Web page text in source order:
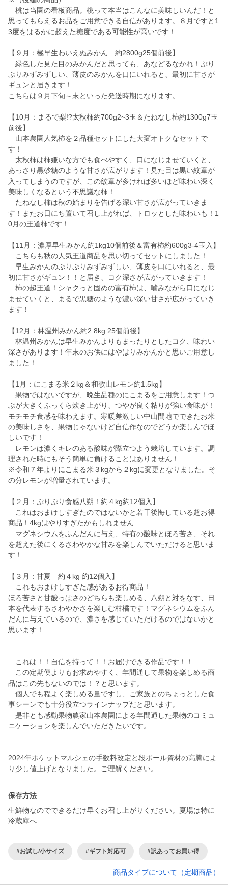
桃は当園の看板商品。桃って本当はこんなに美味しいんだ！と
思ってもらえるお品をご用意できる自信があります。８月ですと1
3度をはるかに超えた糖度である可能性が高いです！
【９月：極早生わいえぬみかん 約2800g25個前後】
緑色した見た目のみかんだと思っても、あなどるなかれ！ぷり
ぷりみずみずしい、薄皮のみかんを口にいれると、最初に甘さが
ギュンと届きます！
こちらは９月下旬～末といった発送時期になります。
【10月：まるで梨!?太秋柿約700g2~3玉＆たねなし柿約1300g7玉
前後】
山本農園人気柿を２品種セットにした大変オトクなセットで
す！
太秋柿は柿嫌いな方でも食べやすく、口になじませていくと、
あっさり黒砂糖のような甘さが広がります！見た目は黒い紋章が
入ってしまうのですが、この紋章が多ければ多いほど味わい深く
美味しくなるという不思議な柿！
たねなし柿は秋の始まりを告げる深い甘さが広がっていきま
す！またお日にち置いて召し上がれば、トロッとした味わいも！1
0月の王道柿です！
【11月：濃厚早生みかん約1kg10個前後＆富有柿約600g3-4玉入】
こちらも秋の人気王道商品を思い切ってセットにしました！
早生みかんのぷりぷりみずみずしい、薄皮を口にいれると、最
初に甘さがギュン！！と届き、コク深さが広がっていきます！
柿の超王道！シャクっと固めの富有柿は、噛みながら口になじ
ませていくと、まるで黒糖のような濃い深い甘さが広がっていき
ます！
【12月：林温州みかん約2.8kg 25個前後】
林温州みかんは早生みかんよりもまったりとしたコク、味わい
深さがあります！年末のお供にはやはりみかんかと思いご用意し
ました！
【1月：にこまる米２kg＆和歌山レモン約1.5kg】
果物ではないですが、晩生品種のにこまるをご用意します！つ
ぶが大きくふっくら炊き上がり、つやが良く粘りが強い食味が！
モチモチ食感を味わえます。寒暖差激しい中山間地でできたお米
の美味しさを、果物じゃないけど自信作なのでどうか楽しんでほ
しいです！
レモンは濃くキレのある酸味が際立つよう栽培しています。調
理された時にもそう簡単に負けることはありません！
※令和７年よりにこまる米３kgから２kgに変更となりました。そ
の分レモンが増量されています。
【２月：ぷりぷり食感八朔！約４kg約12個入】
これはおまけしすぎたのではないかと若干後悔している超お得
商品！4kgはやりすぎたかもしれません…
マグネシウムをふんだんに与え、特有の酸味とほろ苦さ、それ
を超えた後にくるさわやかな甘みを楽しんでいただけると思いま
す！
【３月：甘夏 約４kg 約12個入】
これもおまけしすぎた感があるお得商品！
ほろ苦さと甘酸っぱさのどちらも楽しめる、八朔と対をなす、日
本を代表するさわやかさを楽しむ柑橘です！マグネシウムをふん
だんに与えているので、濃さを感じていただけるのではないかと
思います！
これは！！自信を持って！！お届けできる作品です！！
この定期便よりもお求めやすく、年間通して果物を楽しめる商
品はこの先もないのでは！？と思います。
個人でも程よく楽しめる量ですし、ご家族とのちょっとした食
事シーンでも十分役立つラインナップだと思います。
是非とも感動果物農家山本農園による年間通した果物のコミュ
ニケーションを楽しんでいただきたいです。
2024年ポケットマルシェの手数料改定と段ボール資材の高騰によ
保存方法
生鮮物なのでできるだけ早くお召し上がりください。夏場は特に
冷蔵庫へ
#お試し/小サイズ #ギフト対応可 #訳あってお買い得
商品タイプについて（定期商品）